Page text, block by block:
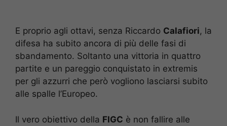
E proprio agli ottavi, senza Riccardo Calafiori, la
difesa ha subito ancora di più delle fasi di
sbandamento. Soltanto una vittoria in quattro
partite e un pareggio conquistato in extremis
per gli azzurri che però vogliono lasciarsi subito
alle spalle l’Europeo.
Il vero obiettivo della FIGC è non fallire alle